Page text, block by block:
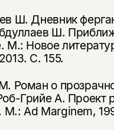
Ш. Дневник
Ш.
М.: Новое
С. 155.
Роман о
Грийе А. Проект
Ad Marginem,